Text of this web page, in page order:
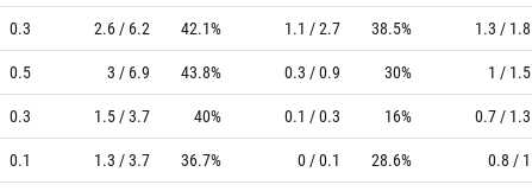
0.3 2.6 / 6.2 42.1% 1.1 / 2.7 38.5% 1.3 / 1.8
0.5 3 / 6.9 43.8% 0.3 / 0.9 30% 1 / 1.5
0.3 1.5 / 3.7 40% 0.1 / 0.3 16% 0.7 / 1.3
0.1 1.3 / 3.7 36.7% 0 / 0.1 28.6% 0.8 / 1